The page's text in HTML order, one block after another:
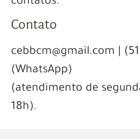
Contato
cebbcm@gmail.com |
(WhatsApp)
(atendimento de
18h).